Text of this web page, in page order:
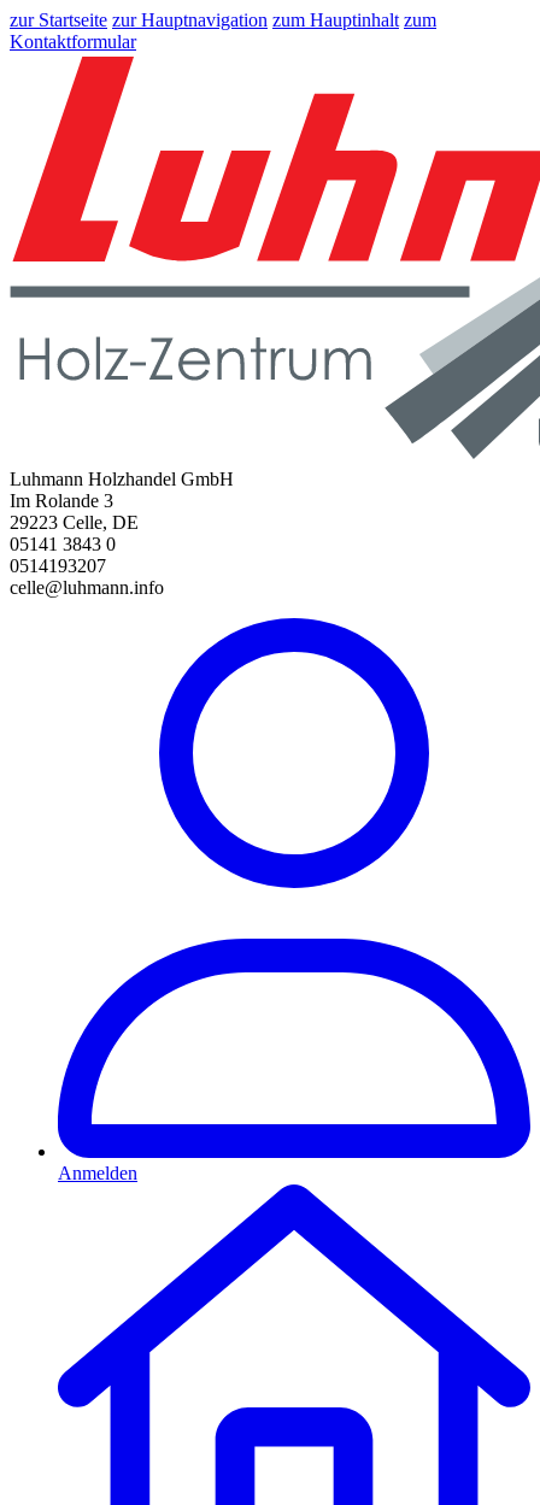
zur Startseite zur Hauptnavigation zum Hauptinhalt zum
Kontaktformular
Luhmann Holzhandel GmbH
Im Rolande 3
29223 Celle, DE
05141 3843 0
0514193207
celle@luhmann.info
Anmelden